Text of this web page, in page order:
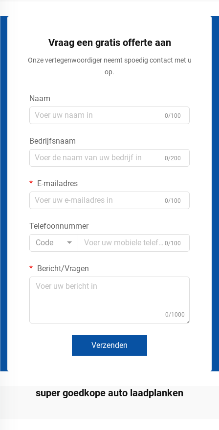
Vraag een gratis offerte aan
Onze vertegenwoordiger neemt spoedig contact met u
op.
Naam
0/100
Bedrijfsnaam
0/200
E-mailadres
0/100
Telefoonnummer
Code
0/100
Bericht/Vragen
0/1000
Verzenden
super goedkope auto laadplanken